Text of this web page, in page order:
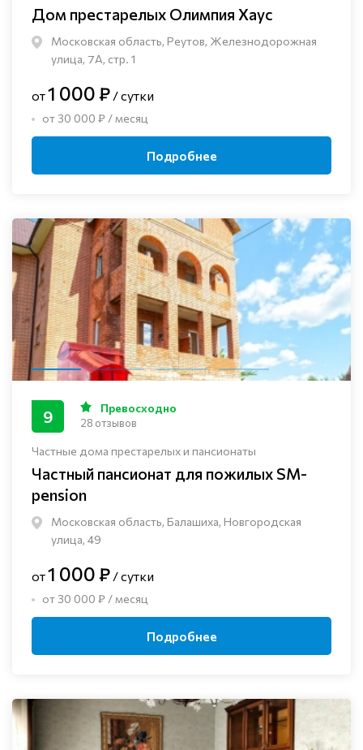
Дом престарелых Олимпия Хаус
Московская область, Реутов, Железнодорожная
улица, 7А, стр. 1
от1 000 ₽ / сутки
от 30 000 ₽ / месяц
Подробнее
Частные дома престарелых и пансионаты
Частный пансионат для пожилых SM-
pension
Московская область, Балашиха, Новгородская
улица, 49
9 Превосходно
28 отзывов
от1 000 ₽ / сутки
от 30 000 ₽ / месяц
Подробнее